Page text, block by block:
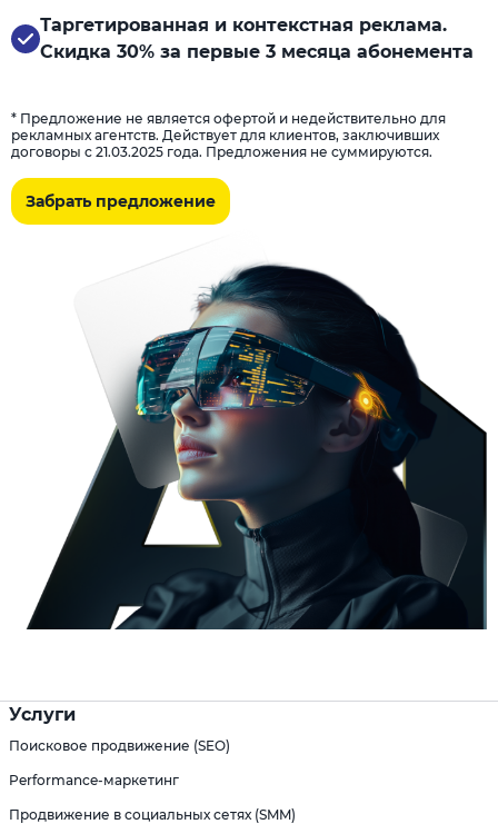
Таргетированная и контекстная реклама.
Скидка 30% за первые 3 месяца абонемента
* Предложение не является офертой и недействительно для
рекламных агентств. Действует для клиентов, заключивших
договоры с 21.03.2025 года. Предложения не суммируются.
Забрать предложение
Услуги
Поисковое продвижение (SEO)
Performance-маркетинг
Продвижение в социальных сетях (SMM)